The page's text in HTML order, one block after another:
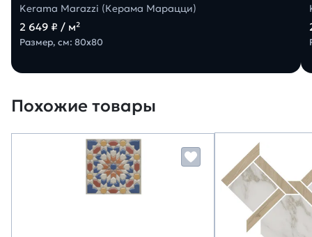
Kerama Marazzi (Керама Марацци)
2 649 ₽ / м²
Размер, см: 80х80
Похожие товары